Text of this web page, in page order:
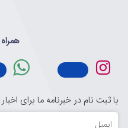
با ثبت نام در خبرنامه ما برای
ایمیل